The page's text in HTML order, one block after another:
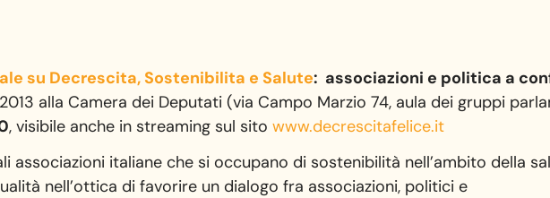
su Decrescita, Sostenibilita e Salute: associazioni e politica a
2013 alla Camera dei Deputati (via Campo Marzio 74, aula dei gruppi
, visibile anche in streaming sul sitowww.decrescitafelice.it
associazioni italiane che si occupano di sostenibilità nell’ambito della
nell’ottica di favorire un dialogo fra associazioni, politici e